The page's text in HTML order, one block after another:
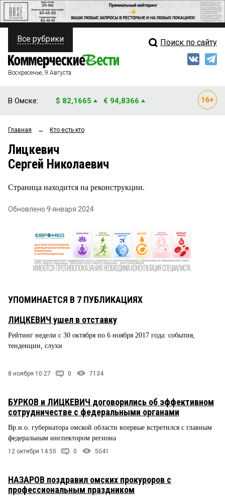
ПОЛИТИКА
ФИНАНСЫ
ОБЩЕСТВО
ЗАКОН
Свежий выпуск
Все рубрики Поиск по сайту
Воскресенье, 9 Августа
В Омске: $ 82,1665 € 94,8366
Главная → Кто есть кто
Лицкевич
Сергей Николаевич
Страница находится на реконструкции.
Обновлено 9 января 2024
УПОМИНАЕТСЯ В 7 ПУБЛИКАЦИЯХ
ЛИЦКЕВИЧ ушел в отставку
Рейтинг недели с 30 октября по 6 ноября 2017 года: события,
тенденции, слухи
8 ноября 10:27 0 7134
БУРКОВ и ЛИЦКЕВИЧ договорились об эффективном
сотрудничестве с федеральными органами
Вр.и.о. губернатора омской области впервые встретился с главным
федеральным инспектором региона
12 октября 14:50 0 5041
НАЗАРОВ поздравил омских прокуроров с
профессиональным праздником